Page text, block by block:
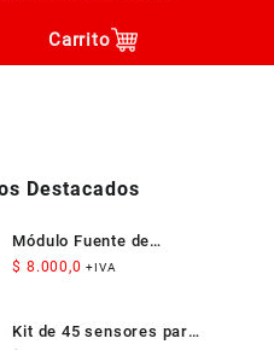
Carrito
Destacados
Módulo Fuente de
Alimentación Aislada
$ 8.000,0 +IVA
Kit de 45 sensores para